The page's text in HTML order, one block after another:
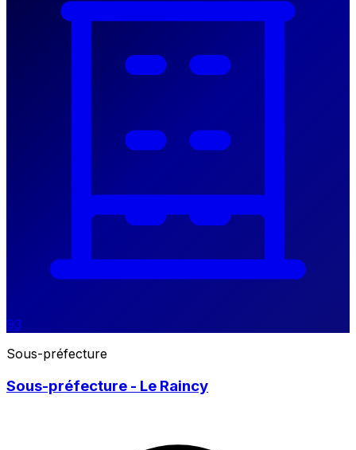
93
Sous-préfecture
Sous-préfecture - Le Raincy